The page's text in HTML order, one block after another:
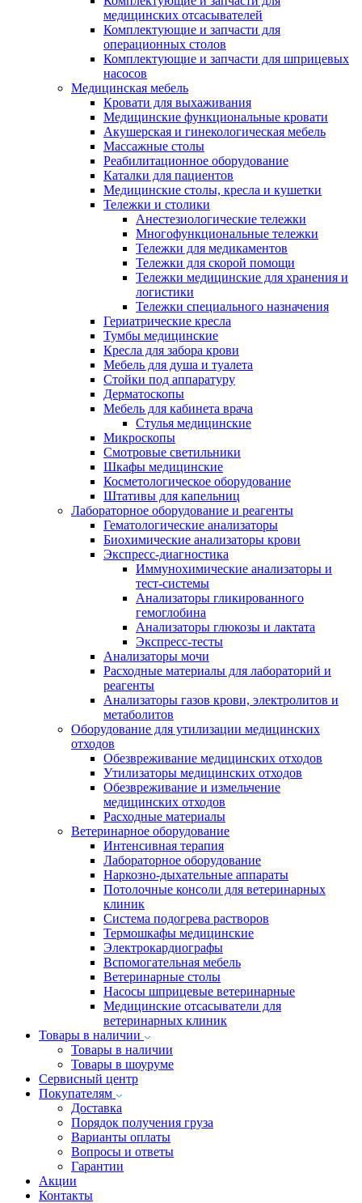
медицинских отсасывателей
Комплектующие и запчасти для
операционных столов
Комплектующие и запчасти для шприцевых
насосов
Медицинская мебель
Кровати для выхаживания
Медицинские функциональные кровати
Акушерская и гинекологическая мебель
Массажные столы
Реабилитационное оборудование
Каталки для пациентов
Медицинские столы, кресла и кушетки
Тележки и столики
Анестезиологические тележки
Многофункциональные тележки
Тележки для медикаментов
Тележки для скорой помощи
Тележки медицинские для хранения и
логистики
Тележки специального назначения
Гериатрические кресла
Тумбы медицинские
Кресла для забора крови
Мебель для душа и туалета
Стойки под аппаратуру
Дерматоскопы
Мебель для кабинета врача
Стулья медицинские
Микроскопы
Смотровые светильники
Шкафы медицинские
Косметологическое оборудование
Штативы для капельниц
Лабораторное оборудование и реагенты
Гематологические анализаторы
Биохимические анализаторы крови
Экспресс-диагностика
Иммунохимические анализаторы и
тест-системы
Анализаторы гликированного
гемоглобина
Анализаторы глюкозы и лактата
Экспресс-тесты
Анализаторы мочи
Расходные материалы для лабораторий и
реагенты
Анализаторы газов крови, электролитов и
метаболитов
Оборудование для утилизации медицинских
отходов
Обезвреживание медицинских отходов
Утилизаторы медицинских отходов
Обезвреживание и измельчение
медицинских отходов
Расходные материалы
Ветеринарное оборудование
Интенсивная терапия
Лабораторное оборудование
Наркозно-дыхательные аппараты
Потолочные консоли для ветеринарных
клиник
Система подогрева растворов
Термошкафы медицинские
Электрокардиографы
Вспомогательная мебель
Ветеринарные столы
Насосы шприцевые ветеринарные
Медицинские отсасыватели для
ветеринарных клиник
Товары в наличии
Товары в наличии
Товары в шоуруме
Сервисный центр
Покупателям
Доставка
Порядок получения груза
Варианты оплаты
Вопросы и ответы
Гарантии
Акции
Контакты